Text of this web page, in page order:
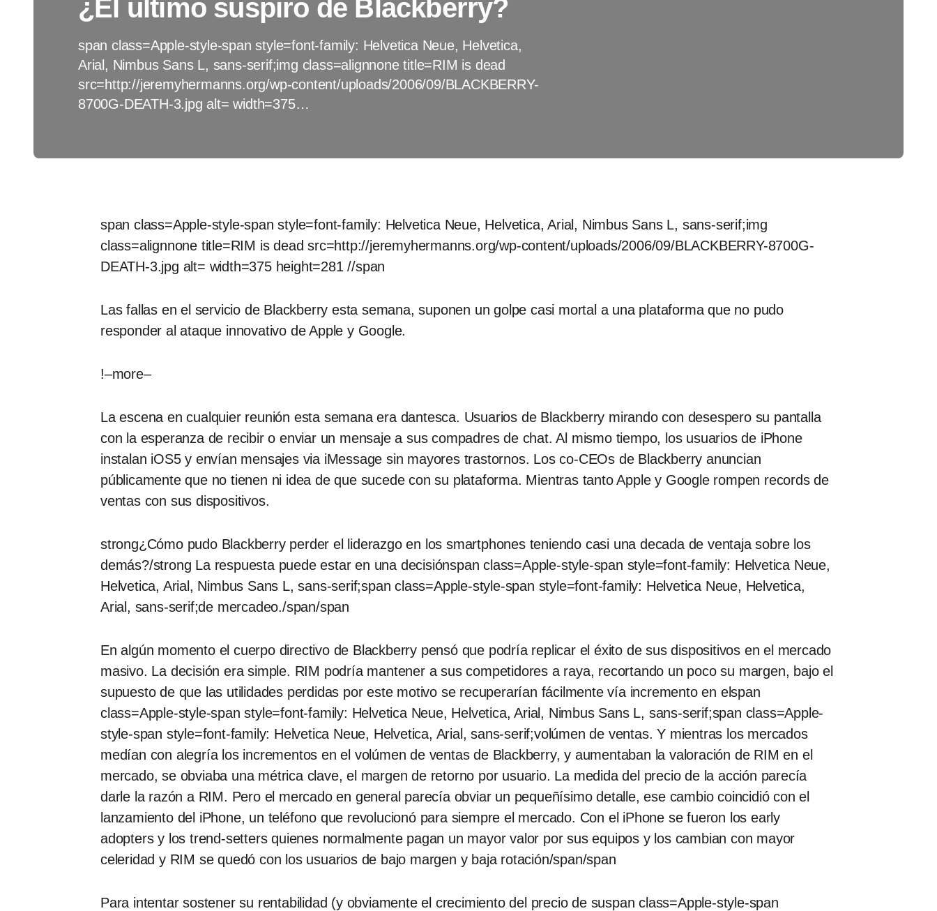
¿El ultimo suspiro de Blackberry?
span class=Apple-style-span style=font-family: Helvetica Neue, Helvetica,
Arial, Nimbus Sans L, sans-serif;img class=alignnone title=RIM is dead
src=http://jeremyhermanns.org/wp-content/uploads/2006/09/BLACKBERRY-
8700G-DEATH-3.jpg alt= width=375…
span class=Apple-style-span style=font-family: Helvetica Neue, Helvetica, Arial, Nimbus Sans L, sans-serif;img
class=alignnone title=RIM is dead src=http://jeremyhermanns.org/wp-content/uploads/2006/09/BLACKBERRY-8700G-
DEATH-3.jpg alt= width=375 height=281 //span
Las fallas en el servicio de Blackberry esta semana, suponen un golpe casi mortal a una plataforma que no pudo
responder al ataque innovativo de Apple y Google.
!–more–
La escena en cualquier reunión esta semana era dantesca. Usuarios de Blackberry mirando con desespero su pantalla
con la esperanza de recibir o enviar un mensaje a sus compadres de chat. Al mismo tiempo, los usuarios de iPhone
instalan iOS5 y envían mensajes via iMessage sin mayores trastornos. Los co-CEOs de Blackberry anuncian
públicamente que no tienen ni idea de que sucede con su plataforma. Mientras tanto Apple y Google rompen records de
ventas con sus dispositivos.
strong¿Cómo pudo Blackberry perder el liderazgo en los smartphones teniendo casi una decada de ventaja sobre los
demás?/strong La respuesta puede estar en una decisiónspan class=Apple-style-span style=font-family: Helvetica Neue,
Helvetica, Arial, Nimbus Sans L, sans-serif;span class=Apple-style-span style=font-family: Helvetica Neue, Helvetica,
Arial, sans-serif;de mercadeo./span/span
En algún momento el cuerpo directivo de Blackberry pensó que podría replicar el éxito de sus dispositivos en el mercado
masivo. La decisión era simple. RIM podría mantener a sus competidores a raya, recortando un poco su margen, bajo el
supuesto de que las utilidades perdidas por este motivo se recuperarían fácilmente vía incremento en elspan
class=Apple-style-span style=font-family: Helvetica Neue, Helvetica, Arial, Nimbus Sans L, sans-serif;span class=Apple-
style-span style=font-family: Helvetica Neue, Helvetica, Arial, sans-serif;volúmen de ventas. Y mientras los mercados
medían con alegría los incrementos en el volúmen de ventas de Blackberry, y aumentaban la valoración de RIM en el
mercado, se obviaba una métrica clave, el margen de retorno por usuario. La medida del precio de la acción parecía
darle la razón a RIM. Pero el mercado en general parecía obviar un pequeñísimo detalle, ese cambio coincidió con el
lanzamiento del iPhone, un teléfono que revolucionó para siempre el mercado. Con el iPhone se fueron los early
adopters y los trend-setters quienes normalmente pagan un mayor valor por sus equipos y los cambian con mayor
celeridad y RIM se quedó con los usuarios de bajo margen y baja rotación/span/span
Para intentar sostener su rentabilidad (y obviamente el crecimiento del precio de suspan class=Apple-style-span